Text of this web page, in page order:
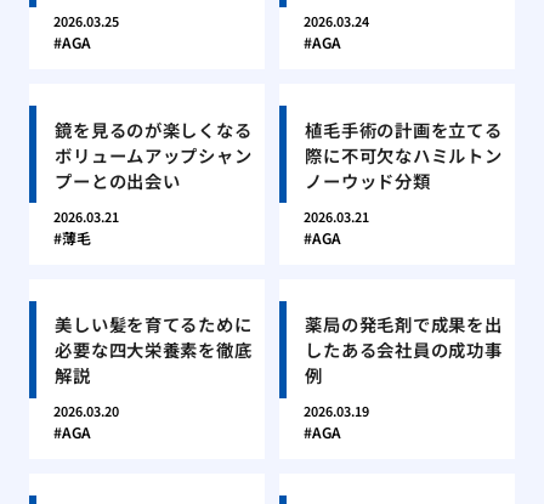
2026.03.25
AGA
2026.03.24
AGA
鏡を見るのが楽しくなる
ボリュームアップシャン
プーとの出会い
2026.03.21
薄毛
植毛手術の計画を立てる
際に不可欠なハミルトン
ノーウッド分類
2026.03.21
AGA
美しい髪を育てるために
必要な四大栄養素を徹底
解説
2026.03.20
AGA
薬局の発毛剤で成果を出
したある会社員の成功事
例
2026.03.19
AGA